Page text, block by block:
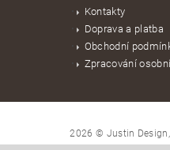
Kontakty
Doprava a platba
Obchodní
Zpracování
2026 © Justin Design,